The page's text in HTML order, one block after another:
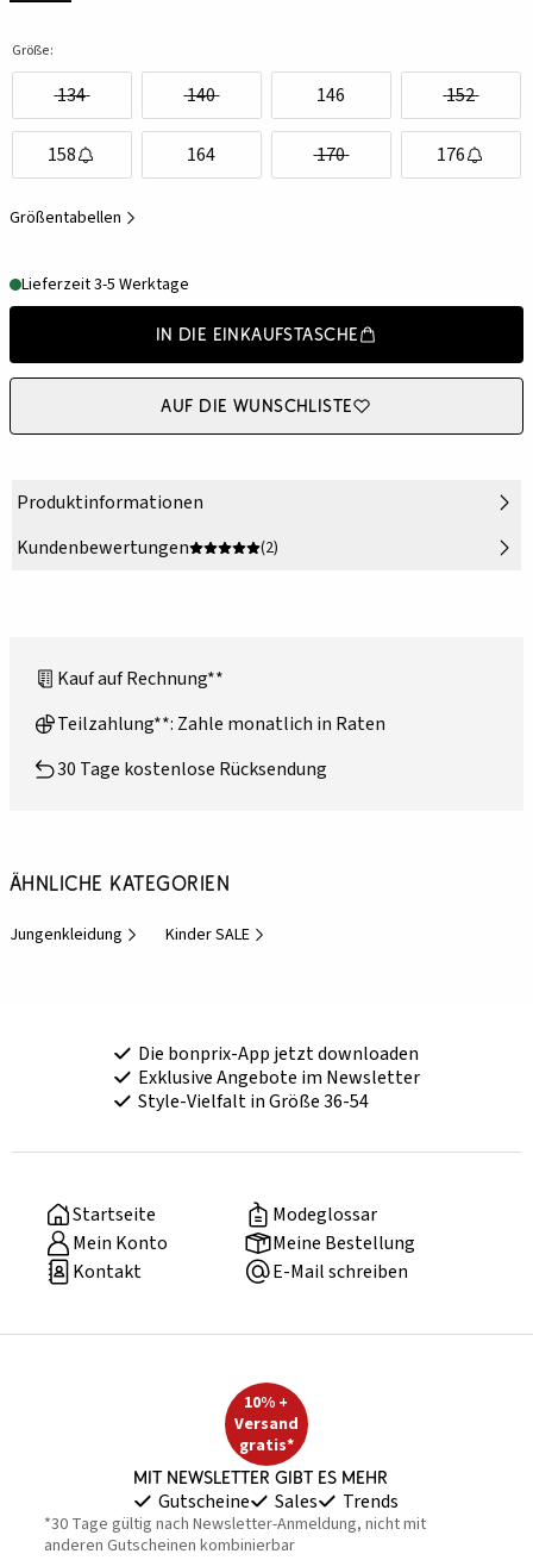
Größe:
134 140 146 152
158 164 170 176
Größentabellen
Lieferzeit 3-5 Werktage
In die Einkaufstasche
Auf die Wunschliste
Produktinformationen
Kundenbewertungen
(2)
Kauf auf Rechnung**
Teilzahlung**: Zahle monatlich in Raten
30 Tage kostenlose Rücksendung
Ähnliche Kategorien
Jungenkleidung Kinder SALE
Die bonprix-App jetzt downloaden
Exklusive Angebote im Newsletter
Style-Vielfalt in Größe 36-54
Startseite
Modeglossar
Mein Konto
Meine Bestellung
Kontakt
E-Mail schreiben
10% +
Versand
gratis*
Mit Newsletter gibt es mehr
Gutscheine Sales Trends
*30 Tage gültig nach Newsletter-Anmeldung, nicht mit
anderen Gutscheinen kombinierbar